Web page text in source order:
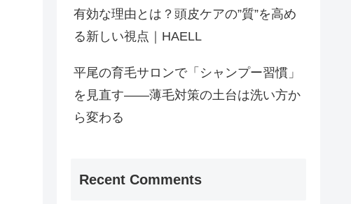
有効な理由とは？頭皮ケアの”質”を高め
る新しい視点｜HAELL
平尾の育毛サロンで「シャンプー習慣」
を見直す——薄毛対策の土台は洗い方か
ら変わる
Recent Comments